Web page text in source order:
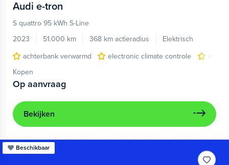
Audi e-tron
S quattro 95 kWh S-Line
2023
51.000 km 368 km actieradius
Elektrisch
achterbank verwarmd
electronic climate controle
Kopen
Op aanvraag
Bekijken
Beschikbaar